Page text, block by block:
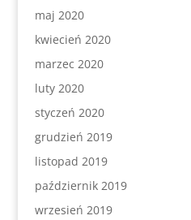
maj 2020
kwiecień 2020
marzec 2020
luty 2020
styczeń 2020
grudzień 2019
listopad 2019
październik 2019
wrzesień 2019